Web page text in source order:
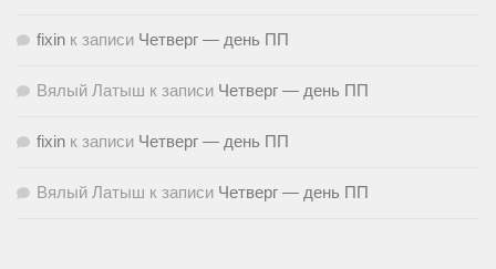
fixin к записи Четверг — день ПП
Вялый Латыш к записи Четверг — день ПП
fixin к записи Четверг — день ПП
Вялый Латыш к записи Четверг — день ПП